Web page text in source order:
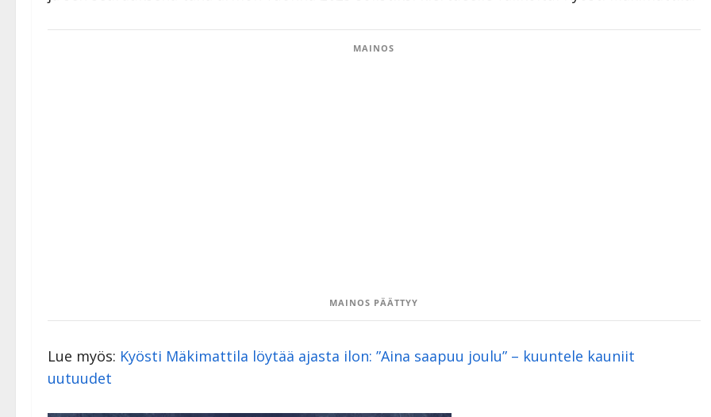
MAINOS
MAINOS PÄÄTTYY
Lue myös: Kyösti Mäkimattila löytää ajasta ilon: ”Aina saapuu joulu” – kuuntele kauniit
uutuudet